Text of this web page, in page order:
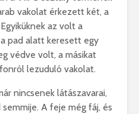
vakolat érkezett két, a
az volt a
pad alatt keresett egy
védve volt, a másikat
lezuduló vakolat.
nincsenek látászavarai,
A feje még fáj, és